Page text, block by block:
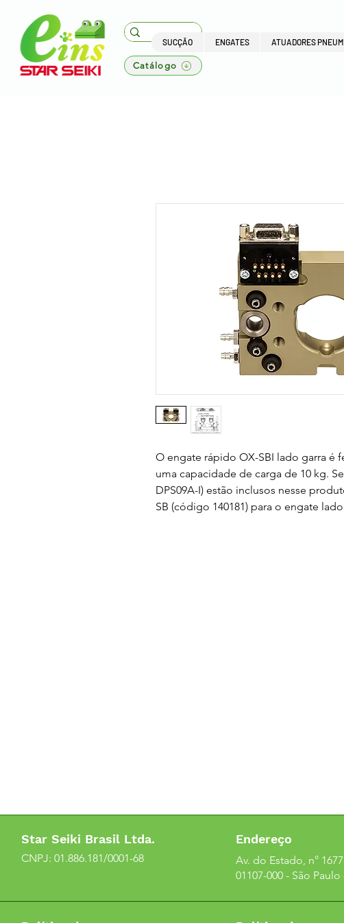
Catálogo
SUCÇÃO ENGATES ATUADORES
O engate rápido OX-SBI lado garra é
uma capacidade de carga de 10 kg.
DPS09A-I) estão inclusos nesse
SB (código 140181) para o engate
Star Seiki Brasil Ltda.
CNPJ: 01.886.181/0001-68
Endereço
Av. do Estado, n°
01107-000 - São Paulo